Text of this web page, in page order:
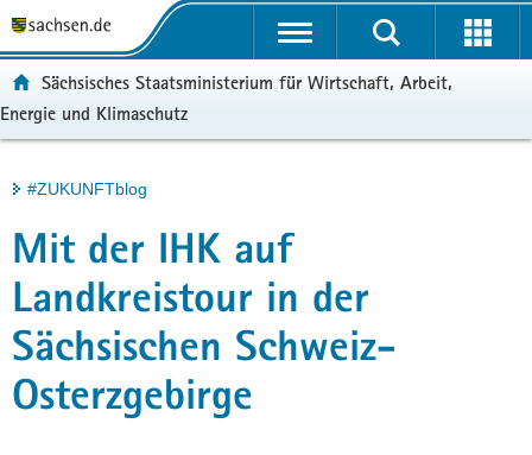
t
a
l
r
r
e
i
u
p
t
a
t
e
r
v
Portalübergreifende
Sächsisches Staatsministerium für Wirtschaft, Arbeit,
Energie und Klimaschutz
Hauptinhalt
#ZUKUNFTblog
Mit der IHK auf
Landkreistour in der
Sächsischen Schweiz-
Osterzgebirge